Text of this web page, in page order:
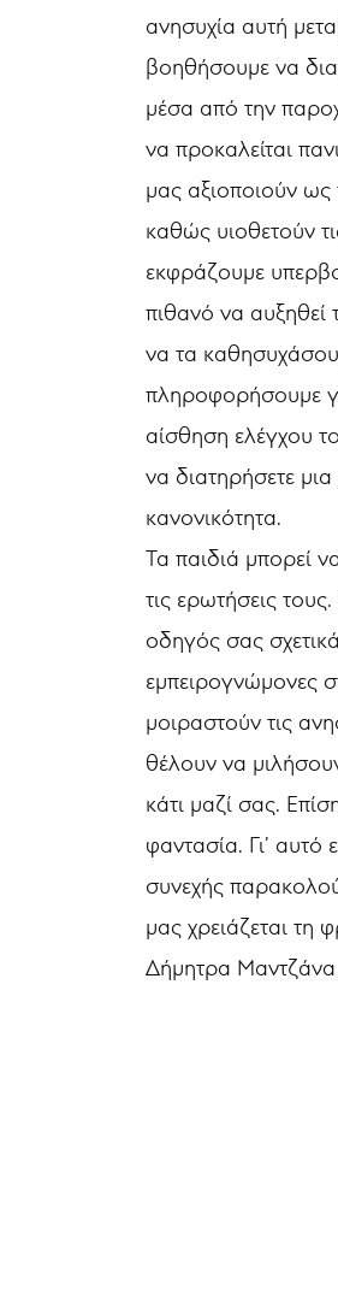
ανησυχία αυτή
βοηθήσουμε να
μέσα από την
να προκαλείται
μας αξιοποιούν
καθώς υιοθετούν
εκφράζουμε
πιθανό να αυξηθεί
να τα
πληροφορήσουμε
αίσθηση ελέγχου
να διατηρήσετε
κανονικότητα.
Τα παιδιά μπορεί
τις ερωτήσεις
οδηγός σας
εμπειρογνώμονες
μοιραστούν τις
θέλουν να
κάτι μαζί σας.
φαντασία. Γι’
συνεχής
μας χρειάζεται τη
Δήμητρα